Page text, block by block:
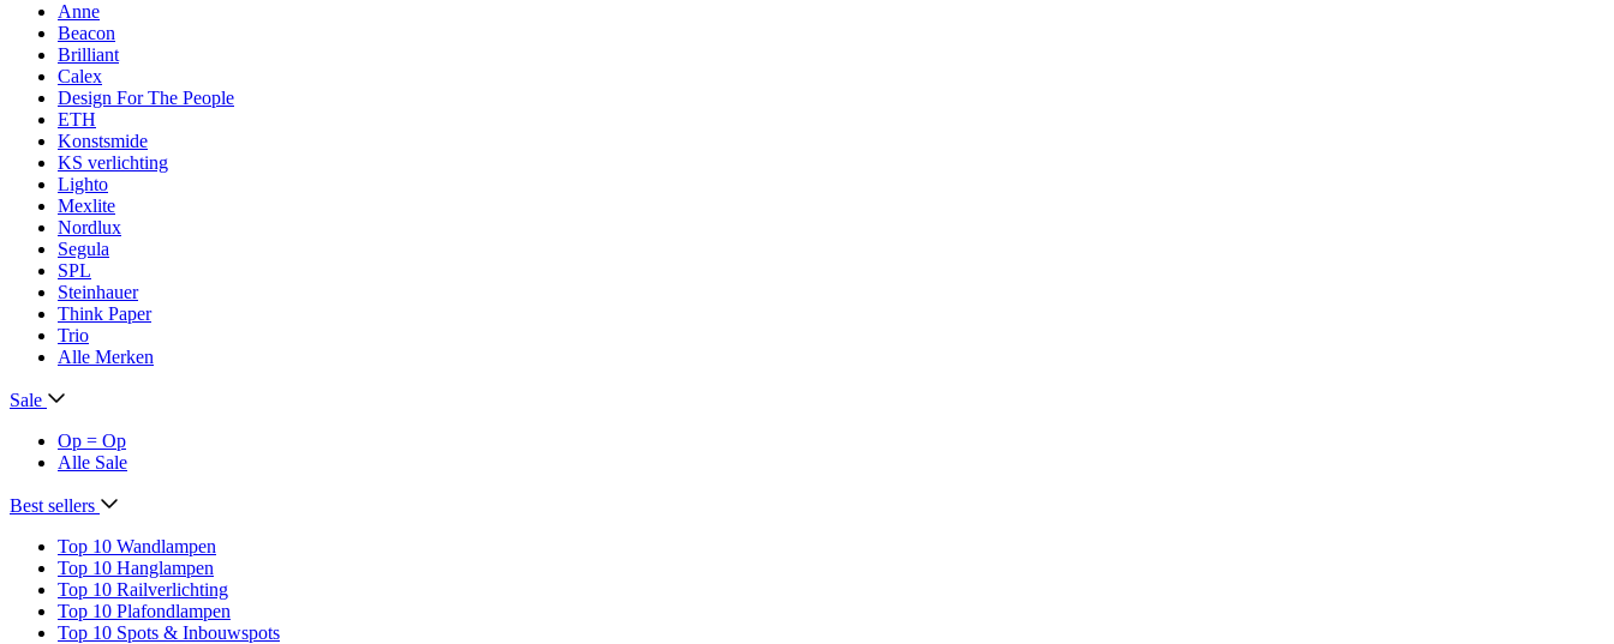
Anne
Beacon
Brilliant
Calex
Design For The People
ETH
Konstsmide
KS verlichting
Lighto
Mexlite
Nordlux
Segula
SPL
Steinhauer
Think Paper
Trio
Alle Merken
Sale
Op = Op
Alle Sale
Best sellers
Top 10 Wandlampen
Top 10 Hanglampen
Top 10 Railverlichting
Top 10 Plafondlampen
Top 10 Spots & Inbouwspots